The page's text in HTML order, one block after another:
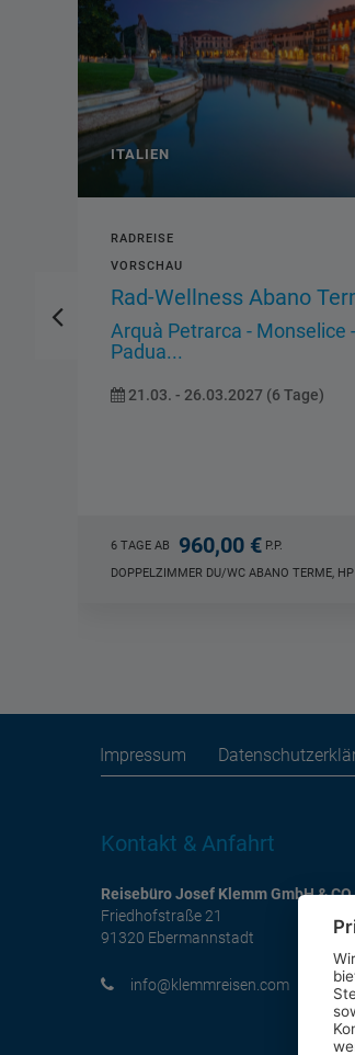
ITALIEN
STANDORTREISE
Toskana
Florenz - Pisa - Lucca -...
02.10. - 07.10.2026 (6 Tage)
6 TAGE AB 990,00 €
DOPPELZIMMER DU/WC, HP
Impressum
Kontakt & Anfahrt
Reisebüro Josef Klemm GmbH & CO
Friedhofstraße 21
91320 Ebermannstadt
moc.nesiermmelk@ofni